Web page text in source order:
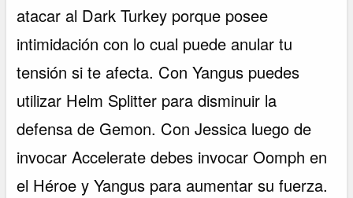
atacar al Dark Turkey porque posee
intimidación con lo cual puede anular tu
tensión si te afecta. Con Yangus puedes
utilizar Helm Splitter para disminuir la
defensa de Gemon. Con Jessica luego de
invocar Accelerate debes invocar Oomph en
el Héroe y Yangus para aumentar su fuerza.